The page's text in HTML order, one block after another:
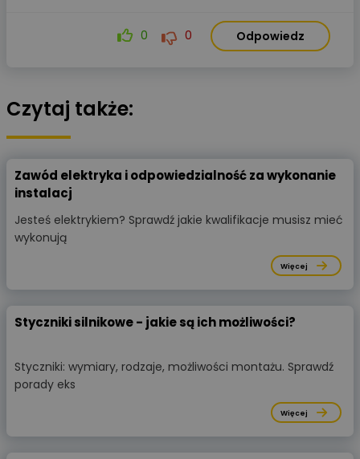
0 0 Odpowiedz
Czytaj także:
Zawód elektryka i odpowiedzialność za wykonanie
instalacj
Jesteś elektrykiem? Sprawdź jakie kwalifikacje musisz mieć
wykonują
Więcej
Styczniki silnikowe - jakie są ich możliwości?
Styczniki: wymiary, rodzaje, możliwości montażu. Sprawdź
porady eks
Więcej